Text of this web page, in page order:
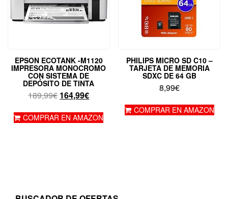
EPSON ECOTANK -M1120
IMPRESORA MONOCROMO
CON SISTEMA DE
DEPÓSITO DE TINTA
189,99€ El
original
164,99€El
actual
COMPRAR EN AMAZON
PHILIPS MICRO SD C10 –
TARJETA DE MEMORIA
SDXC DE 64 GB
8,99€
COMPRAR EN AMAZON